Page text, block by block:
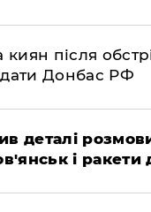
після
Донбас РФ
деталі
і